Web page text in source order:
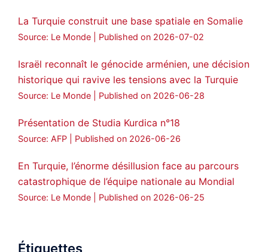
La Turquie construit une base spatiale en Somalie
Source: Le Monde Published on 2026-07-02
Israël reconnaît le génocide arménien, une décision
historique qui ravive les tensions avec la Turquie
Source: Le Monde Published on 2026-06-28
Présentation de Studia Kurdica n°18
Source: AFP Published on 2026-06-26
En Turquie, l’énorme désillusion face au parcours
catastrophique de l’équipe nationale au Mondial
Source: Le Monde Published on 2026-06-25
Étiquettes